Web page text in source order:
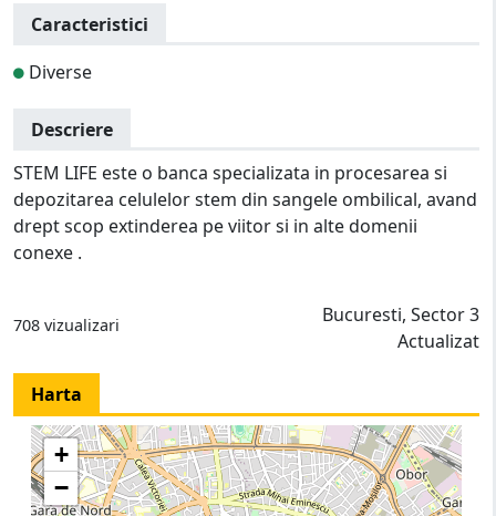
Caracteristici
Diverse
Descriere
STEM LIFE este o banca specializata in procesarea si
depozitarea celulelor stem din sangele ombilical, avand
drept scop extinderea pe viitor si in alte domenii
conexe .
708 vizualizari
Bucuresti, Sector 3
Actualizat
Harta
+
−